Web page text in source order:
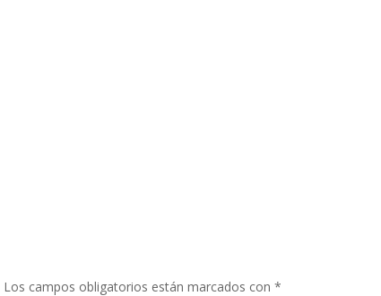
Los campos obligatorios están marcados con*